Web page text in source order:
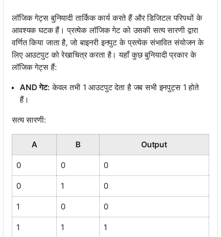
लॉजिक गेट्स बुनियादी तार्किक कार्य करते हैं और डिजिटल परिपथों के
आवश्यक घटक हैं। प्रत्येक लॉजिक गेट को उसकी सत्य सारणी द्वारा
वर्णित किया जाता है, जो बाइनरी इनपुट के प्रत्येक संभावित संयोजन के
लिए आउटपुट को रेखाचित्र करता है। यहाँ कुछ बुनियादी प्रकार के
लॉजिक गेट्स हैं:
AND गेट: केवल तभी 1 आउटपुट देता है जब सभी इनपुट्स 1 होते
हैं।
सत्य सारणी:
A B Output
0 0 0
0 1 0
1 0 0
1 1 1